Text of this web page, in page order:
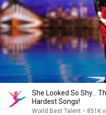
She Looked So Shy...
Hardest Songs!
World Best Talent • 851K